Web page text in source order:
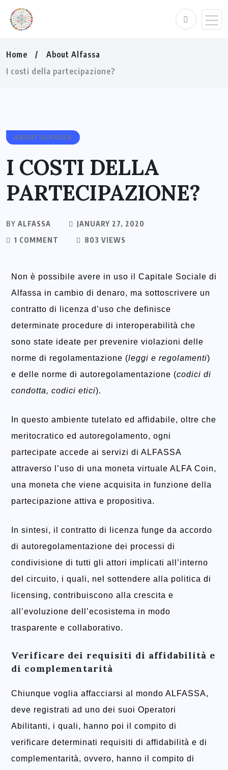
Home
About Alfassa
I costi della partecipazione?
ABOUT ALFASSA
I COSTI DELLA
PARTECIPAZIONE?
BY ALFASSA
JANUARY 27, 2020
1 COMMENT
803 VIEWS
Non è possibile avere in uso il Capitale Sociale di
Alfassa in cambio di denaro, ma sottoscrivere un
contratto di licenza d’uso che definisce
determinate procedure di interoperabilità che
sono state ideate per prevenire violazioni delle
norme di regolamentazione (leggi e regolamenti)
e delle norme di autoregolamentazione (codici di
condotta, codici etici).
In questo ambiente tutelato ed affidabile, oltre che
meritocratico ed autoregolamento, ogni
partecipate accede ai servizi di ALFASSA
attraverso l’uso di una moneta virtuale ALFA Coin,
una moneta che viene acquisita in funzione della
partecipazione attiva e propositiva.
In sintesi, il contratto di licenza funge da accordo
di autoregolamentazione dei processi di
condivisione di tutti gli attori implicati all’interno
del circuito, i quali, nel sottendere alla politica di
licensing, contribuiscono alla crescita e
all’evoluzione dell’ecosistema in modo
trasparente e collaborativo.
Verificare dei requisiti di affidabilità e
di complementarità
Chiunque voglia affacciarsi al mondo ALFASSA,
deve registrati ad uno dei suoi Operatori
Abilitanti, i quali, hanno poi il compito di
verificare determinati requisiti di affidabilità e di
complementarità, ovvero, hanno il compito di